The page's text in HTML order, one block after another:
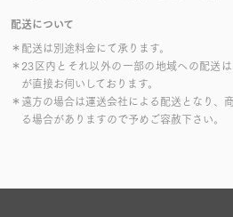
配送について
＊配送は別途料金にて承ります。
＊23区内とそれ以外の一部の地域への配送
が直接お伺いしております。
＊遠方の場合は運送会社による配送となり、
る場合がありますので予めご容赦下さい。